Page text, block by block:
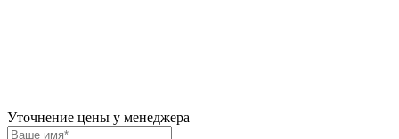
Уточнение цены у менеджера